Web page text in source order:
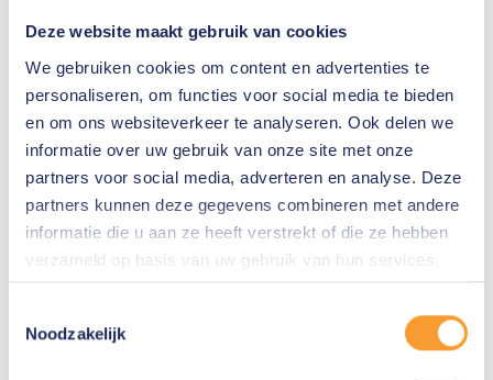
Deze website maakt gebruik van cookies
We gebruiken cookies om content en advertenties te
personaliseren, om functies voor social media te bieden
en om ons websiteverkeer te analyseren. Ook delen we
informatie over uw gebruik van onze site met onze
partners voor social media, adverteren en analyse. Deze
partners kunnen deze gegevens combineren met andere
informatie die u aan ze heeft verstrekt of die ze hebben
verzameld op basis van uw gebruik van hun services.
Noodzakelijk
(AX100)
Magnet AXIOM Examinations
Course
Magnet AXIOM Advanced
Computer Forensics (AX250)
Magnet AXIOM Advanced Mobile
Magnet GK200 GRAYKEY